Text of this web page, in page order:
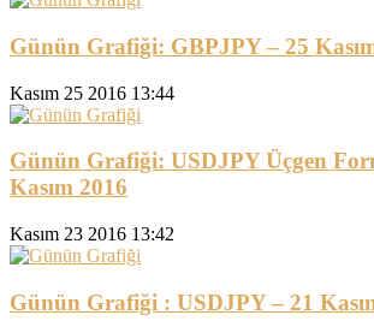
Günün Grafiği: GBPJPY – 25
Kasım 25 2016 13:44
Günün Grafiği: USDJPY Üçgen
Kasım 2016
Kasım 23 2016 13:42
Günün Grafiği : USDJPY – 21